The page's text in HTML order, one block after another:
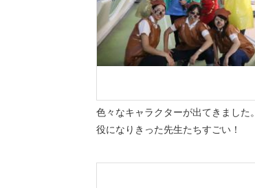
色々なキャラクターが出てきました。
役になりきった先生たちすごい！